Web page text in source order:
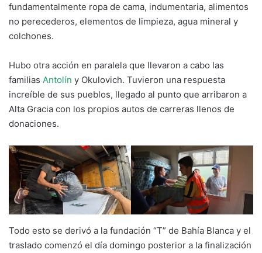
fundamentalmente ropa de cama, indumentaria, alimentos
no perecederos, elementos de limpieza, agua mineral y
colchones.
Hubo otra acción en paralela que llevaron a cabo las
familias Antolín y Okulovich. Tuvieron una respuesta
increíble de sus pueblos, llegado al punto que arribaron a
Alta Gracia con los propios autos de carreras llenos de
donaciones.
Todo esto se derivó a la fundación “T” de Bahía Blanca y el
traslado comenzó el día domingo posterior a la finalización